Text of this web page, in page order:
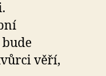
věří,